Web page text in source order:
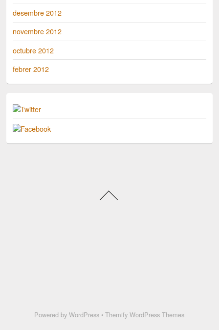
desembre 2012
novembre 2012
octubre 2012
febrer 2012
Powered byWordPress •Themify WordPress Themes